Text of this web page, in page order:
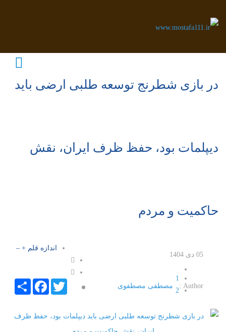
در بازی شطرنج توسعه طلبی ارضی باید
دیپلمات بود، حفظ ظرف ایران، نقش
حاکمیت و مردم
اندازه قلم +
–
ShareTwitter
05 دی 1404
1
2
4
Author : مصطفی مصطفوی